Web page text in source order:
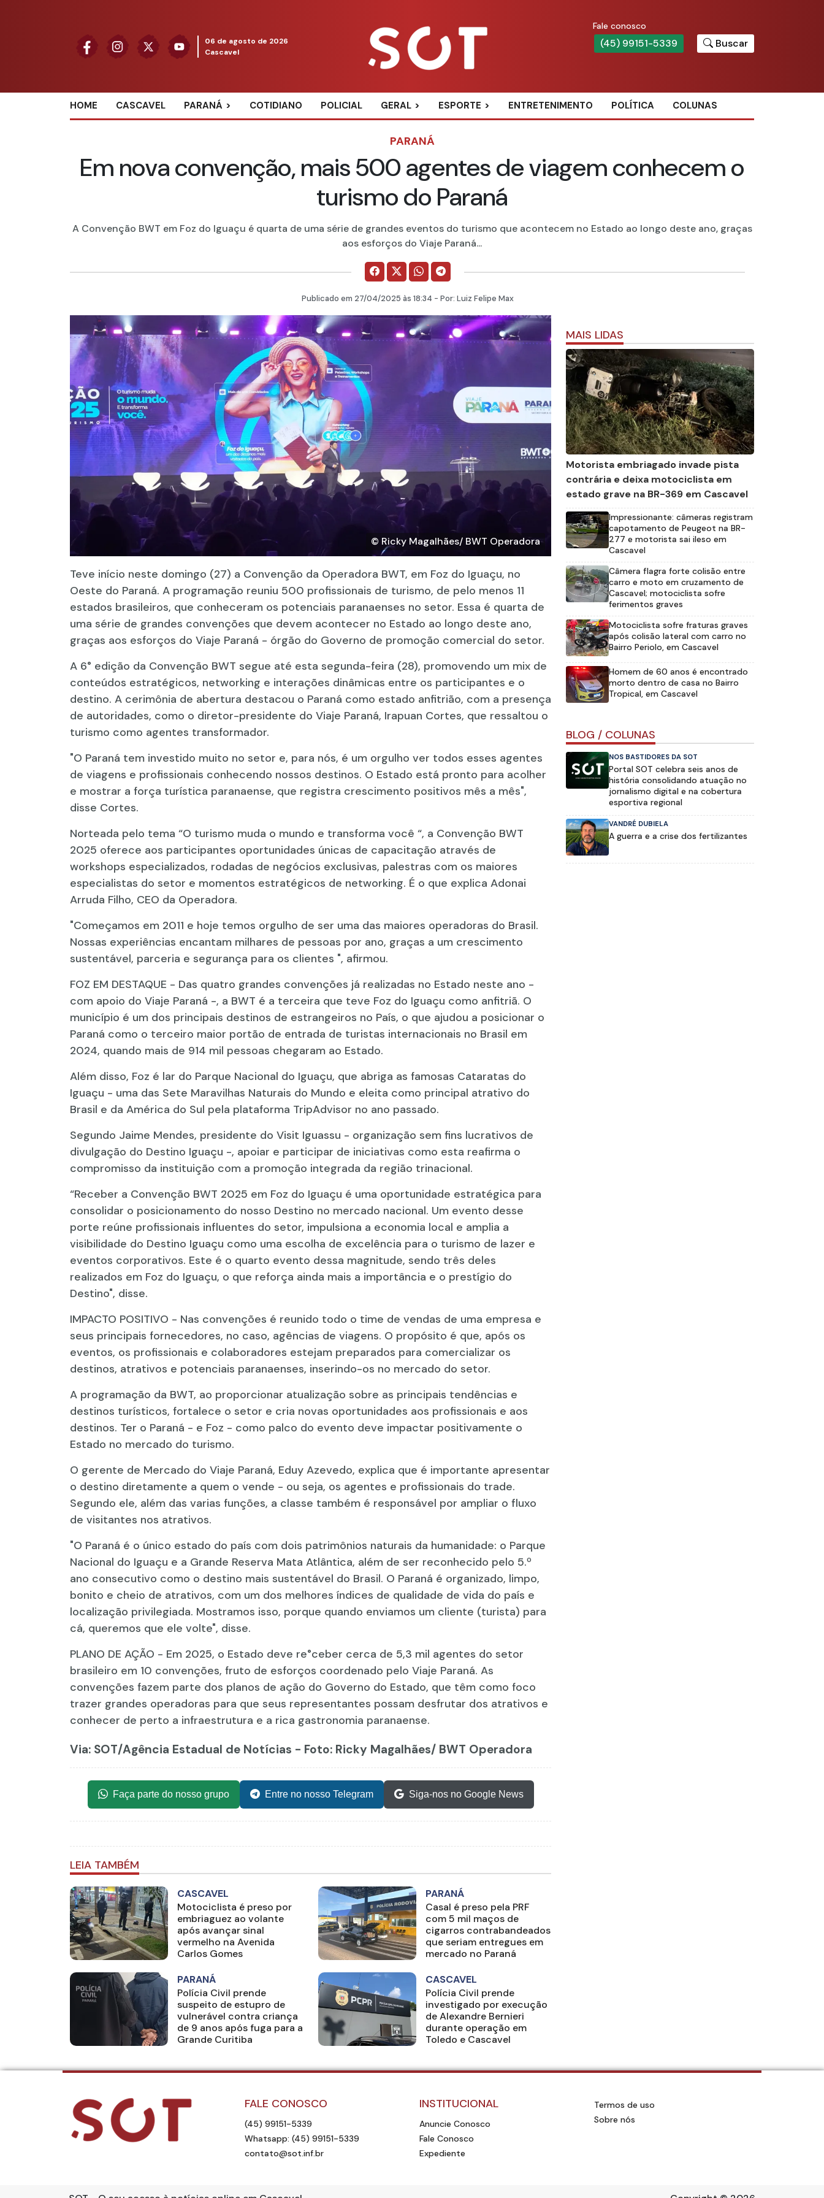
06 de agosto de 2026
Cascavel
Fale conosco
(45) 99151-5339 Buscar
HOME CASCAVEL PARANÁ COTIDIANO POLICIAL GERAL ESPORTE ENTRETENIMENTO POLÍTICA COLUNAS
PARANÁ
Em nova convenção, mais 500 agentes de viagem conhecem o
turismo do Paraná
A Convenção BWT em Foz do Iguaçu é quarta de uma série de grandes eventos do turismo que acontecem no Estado ao longo deste ano, graças
aos esforços do Viaje Paraná...
Publicado em 27/04/2025 às 18:34 - Por: Luiz Felipe Max
© Ricky Magalhães/ BWT Operadora
Teve início neste domingo (27) a Convenção da Operadora BWT, em Foz do Iguaçu, no
Oeste do Paraná. A programação reuniu 500 profissionais de turismo, de pelo menos 11
estados brasileiros, que conheceram os potenciais paranaenses no setor. Essa é quarta de
uma série de grandes convenções que devem acontecer no Estado ao longo deste ano,
graças aos esforços do Viaje Paraná - órgão do Governo de promoção comercial do setor.
A 6° edição da Convenção BWT segue até esta segunda-feira (28), promovendo um mix de
conteúdos estratégicos, networking e interações dinâmicas entre os participantes e o
destino. A cerimônia de abertura destacou o Paraná como estado anfitrião, com a presença
de autoridades, como o diretor-presidente do Viaje Paraná, Irapuan Cortes, que ressaltou o
turismo como agentes transformador.
"O Paraná tem investido muito no setor e, para nós, é um orgulho ver todos esses agentes
de viagens e profissionais conhecendo nossos destinos. O Estado está pronto para acolher
e mostrar a força turística paranaense, que registra crescimento positivos mês a mês",
disse Cortes.
Norteada pelo tema “O turismo muda o mundo e transforma você “, a Convenção BWT
2025 oferece aos participantes oportunidades únicas de capacitação através de
workshops especializados, rodadas de negócios exclusivas, palestras com os maiores
especialistas do setor e momentos estratégicos de networking. É o que explica Adonai
Arruda Filho, CEO da Operadora.
"Começamos em 2011 e hoje temos orgulho de ser uma das maiores operadoras do Brasil.
Nossas experiências encantam milhares de pessoas por ano, graças a um crescimento
sustentável, parceria e segurança para os clientes ", afirmou.
FOZ EM DESTAQUE - Das quatro grandes convenções já realizadas no Estado neste ano -
com apoio do Viaje Paraná -, a BWT é a terceira que teve Foz do Iguaçu como anfitriã. O
município é um dos principais destinos de estrangeiros no País, o que ajudou a posicionar o
Paraná como o terceiro maior portão de entrada de turistas internacionais no Brasil em
2024, quando mais de 914 mil pessoas chegaram ao Estado.
Além disso, Foz é lar do Parque Nacional do Iguaçu, que abriga as famosas Cataratas do
Iguaçu - uma das Sete Maravilhas Naturais do Mundo e eleita como principal atrativo do
Brasil e da América do Sul pela plataforma TripAdvisor no ano passado.
Segundo Jaime Mendes, presidente do Visit Iguassu - organização sem fins lucrativos de
divulgação do Destino Iguaçu -, apoiar e participar de iniciativas como esta reafirma o
compromisso da instituição com a promoção integrada da região trinacional.
“Receber a Convenção BWT 2025 em Foz do Iguaçu é uma oportunidade estratégica para
consolidar o posicionamento do nosso Destino no mercado nacional. Um evento desse
porte reúne profissionais influentes do setor, impulsiona a economia local e amplia a
visibilidade do Destino Iguaçu como uma escolha de excelência para o turismo de lazer e
eventos corporativos. Este é o quarto evento dessa magnitude, sendo três deles
realizados em Foz do Iguaçu, o que reforça ainda mais a importância e o prestígio do
Destino", disse.
IMPACTO POSITIVO - Nas convenções é reunido todo o time de vendas de uma empresa e
seus principais fornecedores, no caso, agências de viagens. O propósito é que, após os
eventos, os profissionais e colaboradores estejam preparados para comercializar os
destinos, atrativos e potenciais paranaenses, inserindo-os no mercado do setor.
A programação da BWT, ao proporcionar atualização sobre as principais tendências e
destinos turísticos, fortalece o setor e cria novas oportunidades aos profissionais e aos
destinos. Ter o Paraná - e Foz - como palco do evento deve impactar positivamente o
Estado no mercado do turismo.
O gerente de Mercado do Viaje Paraná, Eduy Azevedo, explica que é importante apresentar
o destino diretamente a quem o vende - ou seja, os agentes e profissionais do trade.
Segundo ele, além das varias funções, a classe também é responsável por ampliar o fluxo
de visitantes nos atrativos.
"O Paraná é o único estado do país com dois patrimônios naturais da humanidade: o Parque
Nacional do Iguaçu e a Grande Reserva Mata Atlântica, além de ser reconhecido pelo 5.º
ano consecutivo como o destino mais sustentável do Brasil. O Paraná é organizado, limpo,
bonito e cheio de atrativos, com um dos melhores índices de qualidade de vida do país e
localização privilegiada. Mostramos isso, porque quando enviamos um cliente (turista) para
cá, queremos que ele volte", disse.
PLANO DE AÇÃO - Em 2025, o Estado deve re°ceber cerca de 5,3 mil agentes do setor
brasileiro em 10 convenções, fruto de esforços coordenado pelo Viaje Paraná. As
convenções fazem parte dos planos de ação do Governo do Estado, que têm como foco
trazer grandes operadoras para que seus representantes possam desfrutar dos atrativos e
conhecer de perto a infraestrutura e a rica gastronomia paranaense.
Via: SOT/Agência Estadual de Notícias - Foto: Ricky Magalhães/ BWT Operadora
Faça parte do nosso grupo Entre no nosso Telegram Siga-nos no Google News
LEIA TAMBÉM
CASCAVEL
Motociclista é preso por
embriaguez ao volante
após avançar sinal
vermelho na Avenida
Carlos Gomes
PARANÁ
Casal é preso pela PRF
com 5 mil maços de
cigarros contrabandeados
que seriam entregues em
mercado no Paraná
PARANÁ
Polícia Civil prende
suspeito de estupro de
vulnerável contra criança
de 9 anos após fuga para a
Grande Curitiba
CASCAVEL
Polícia Civil prende
investigado por execução
de Alexandre Bernieri
durante operação em
Toledo e Cascavel
MAIS LIDAS
Motorista embriagado invade pista
contrária e deixa motociclista em
estado grave na BR-369 em Cascavel
Impressionante: câmeras registram
capotamento de Peugeot na BR-
277 e motorista sai ileso em
Cascavel
Câmera flagra forte colisão entre
carro e moto em cruzamento de
Cascavel; motociclista sofre
ferimentos graves
Motociclista sofre fraturas graves
após colisão lateral com carro no
Bairro Periolo, em Cascavel
Homem de 60 anos é encontrado
morto dentro de casa no Bairro
Tropical, em Cascavel
BLOG / COLUNAS
NOS BASTIDORES DA SOT
Portal SOT celebra seis anos de
história consolidando atuação no
jornalismo digital e na cobertura
esportiva regional
VANDRÉ DUBIELA
A guerra e a crise dos fertilizantes
FALE CONOSCO
(45) 99151-5339
Whatsapp: (45) 99151-5339
contato@sot.inf.br
INSTITUCIONAL
Anuncie Conosco
Fale Conosco
Expediente
Termos de uso
Sobre nós